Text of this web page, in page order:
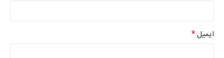
ایمیل*